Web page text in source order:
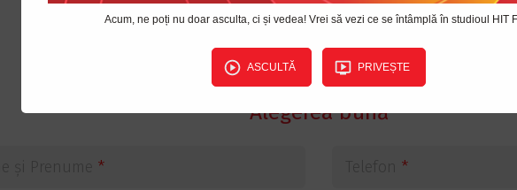
Acum, ne poți nu doar asculta, ci și vedea! Vrei să vezi ce se întâmplă în studioul HIT
ASCULTĂ PRIVEȘTE
SAU
Completează formularul de mai jos
Alegerea bună
* *